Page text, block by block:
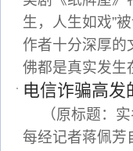
生，人生如戏”
作者十分深厚的
佛都是真实发生
电信诈骗高发
（原标题：
每经记者蒋佩芳